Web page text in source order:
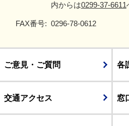
内からは0299-37-6611
FAX番号: 0296-78-0612
ご意見・ご質問 各
交通アクセス 窓